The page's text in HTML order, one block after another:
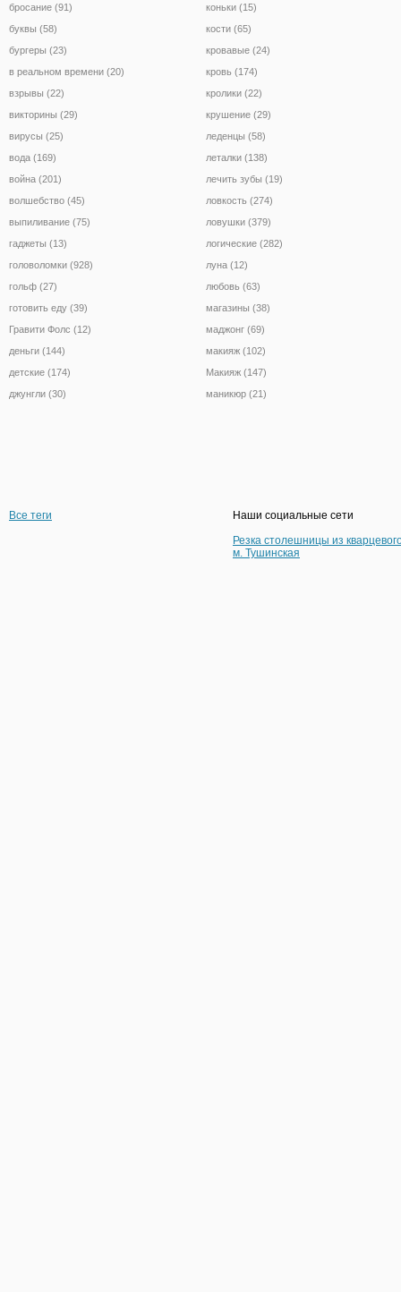
бросание (91)
буквы (58)
бургеры (23)
в реальном времени (20)
взрывы (22)
викторины (29)
вирусы (25)
вода (169)
война (201)
волшебство (45)
выпиливание (75)
гаджеты (13)
головоломки (928)
гольф (27)
готовить еду (39)
Гравити Фолс (12)
деньги (144)
детские (174)
джунгли (30)
коньки (15)
кости (65)
кровавые (24)
кровь (174)
кролики (22)
крушение (29)
леденцы (58)
леталки (138)
лечить зубы (19)
ловкость (274)
ловушки (379)
логические (282)
луна (12)
любовь (63)
магазины (38)
маджонг (69)
макияж (102)
Макияж (147)
маникюр (21)
Все теги
Наши социальные сети
Резка столешницы из
м. Тушинская